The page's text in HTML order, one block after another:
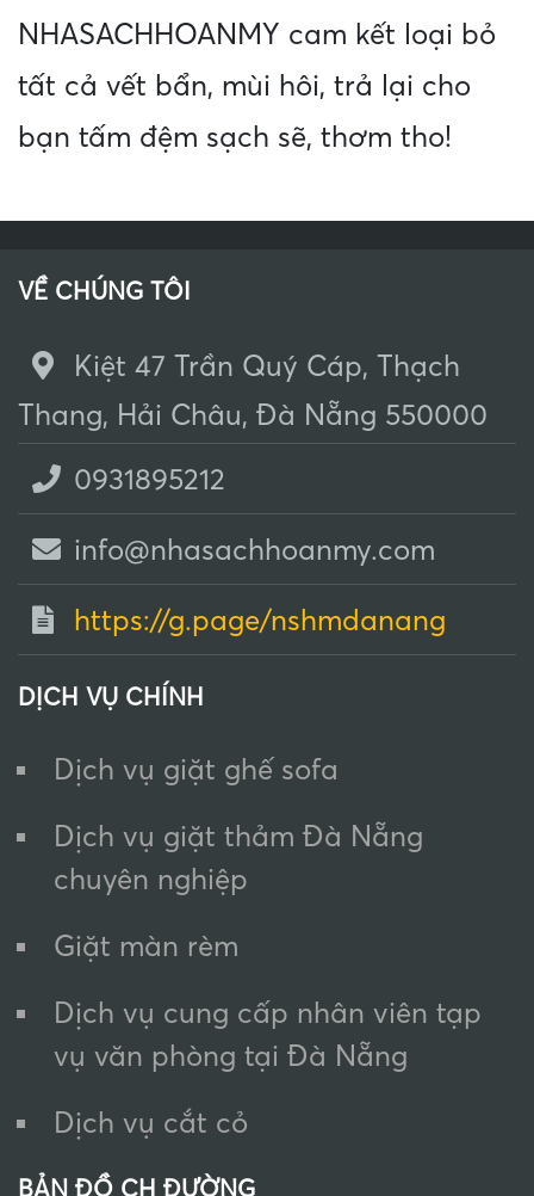
NHASACHHOANMY cam kết loại bỏ
tất cả vết bẩn, mùi hôi, trả lại cho
bạn tấm đệm sạch sẽ, thơm tho!
VỀ CHÚNG TÔI
Kiệt 47 Trần Quý Cáp, Thạch
Thang, Hải Châu, Đà Nẵng 550000
0931895212
info@nhasachhoanmy.com
https://g.page/nshmdanang
DỊCH VỤ CHÍNH
Dịch vụ giặt ghế sofa
Dịch vụ giặt thảm Đà Nẵng
chuyên nghiệp
Giặt màn rèm
Dịch vụ cung cấp nhân viên tạp
vụ văn phòng tại Đà Nẵng
Dịch vụ cắt cỏ
BẢN ĐỒ CH ĐƯỜNG